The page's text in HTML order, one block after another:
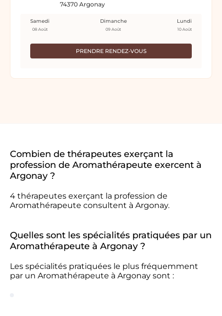
74370 Argonay
PRENDRE RENDEZ-VOUS
Samedi
08 Août
Dimanche
09 Août
Lundi
10 Août
Combien de thérapeutes exerçant la
profession de Aromathérapeute exercent à
Argonay ?
4 thérapeutes exerçant la profession de
Aromathérapeute consultent à Argonay.
Quelles sont les spécialités pratiquées par un
Aromathérapeute à Argonay ?
Les spécialités pratiquées le plus fréquemment
par un Aromathérapeute à Argonay sont :